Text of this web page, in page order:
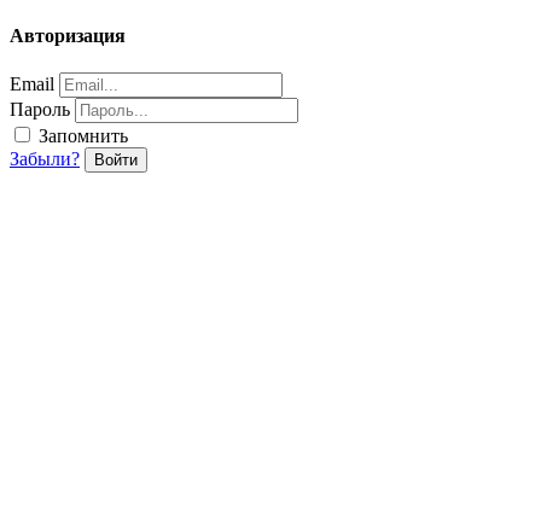
Авторизация
Email
Пароль
Запомнить
Забыли?
Войти